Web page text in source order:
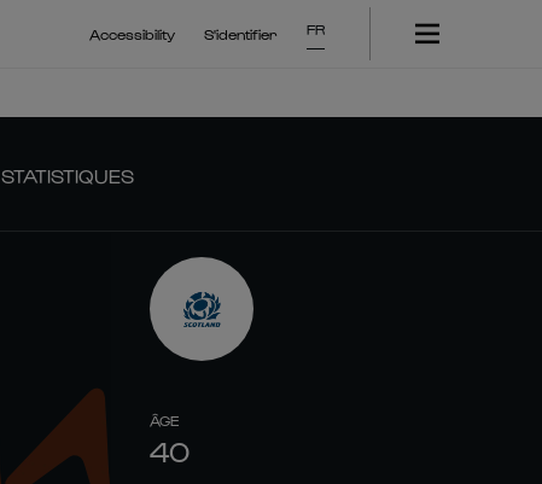
Accessibility S'identifier FR
STATISTIQUES
ÂGE
40